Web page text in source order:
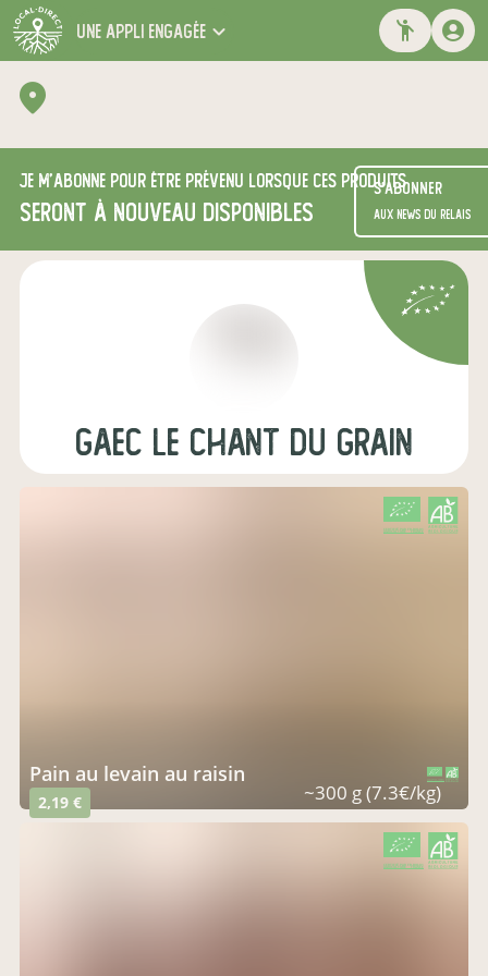
une appli engagée
Je m'abonne pour être prévenu lorsque ces produits
seront à nouveau disponibles
S'abonner
aux news du relais
GAEC le chant du grain
Pain au levain au raisin
2,19 € ~300 g (7.3€/kg)
CERTIFIÉ PAR FR-BIO-01
AGRICULTURE FRANCE
CERTIFIÉ PAR FR-BIO-01
AGRICULTURE FRANCE